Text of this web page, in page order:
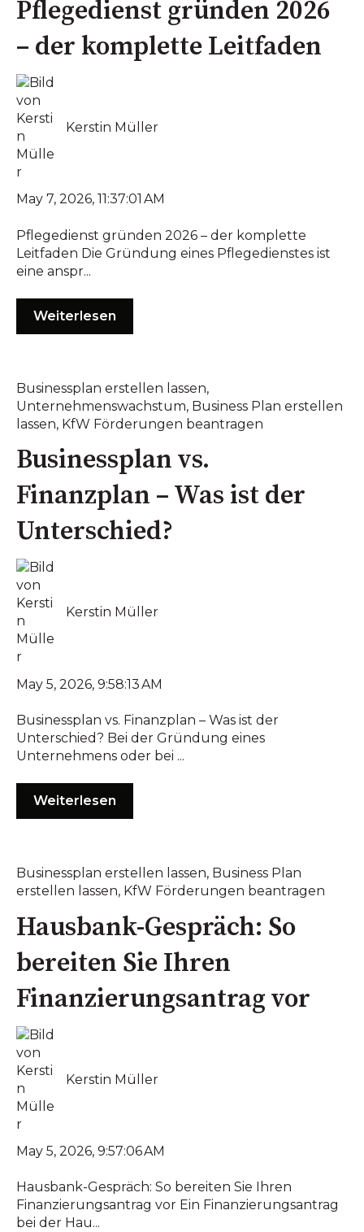
Pflegedienst gründen 2026
– der komplette Leitfaden
Kerstin Müller
May 7, 2026, 11:37:01 AM
Pflegedienst gründen 2026 – der komplette
Leitfaden Die Gründung eines Pflegedienstes ist
eine anspr...
Weiterlesen
Businessplan erstellen lassen,
Unternehmenswachstum, Business Plan erstellen
lassen, KfW Förderungen beantragen
Businessplan vs.
Finanzplan – Was ist der
Unterschied?
Kerstin Müller
May 5, 2026, 9:58:13 AM
Businessplan vs. Finanzplan – Was ist der
Unterschied? Bei der Gründung eines
Unternehmens oder bei ...
Weiterlesen
Businessplan erstellen lassen, Business Plan
erstellen lassen, KfW Förderungen beantragen
Hausbank-Gespräch: So
bereiten Sie Ihren
Finanzierungsantrag vor
Kerstin Müller
May 5, 2026, 9:57:06 AM
Hausbank-Gespräch: So bereiten Sie Ihren
Finanzierungsantrag vor Ein Finanzierungsantrag
bei der Hau...